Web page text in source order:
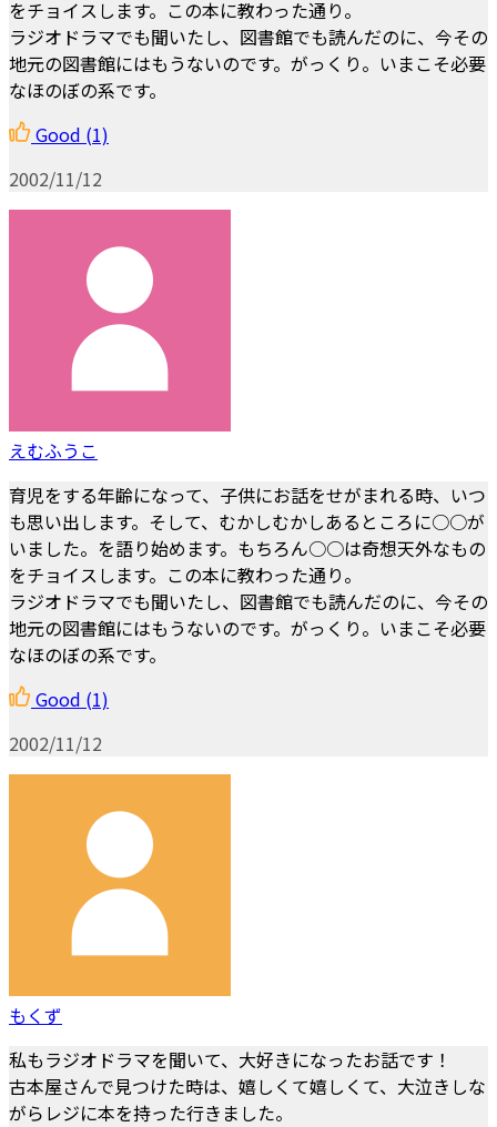
をチョイスします。この本に教わった通り。
ラジオドラマでも聞いたし、図書館でも読んだのに、今その
地元の図書館にはもうないのです。がっくり。いまこそ必要
なほのぼの系です。
Good (1)
2002/11/12
えむふうこ
育児をする年齢になって、子供にお話をせがまれる時、いつ
も思い出します。そして、むかしむかしあるところに○○が
いました。を語り始めます。もちろん○○は奇想天外なもの
をチョイスします。この本に教わった通り。
ラジオドラマでも聞いたし、図書館でも読んだのに、今その
地元の図書館にはもうないのです。がっくり。いまこそ必要
なほのぼの系です。
Good (1)
2002/11/12
もくず
私もラジオドラマを聞いて、大好きになったお話です！
古本屋さんで見つけた時は、嬉しくて嬉しくて、大泣きしな
がらレジに本を持った行きました。